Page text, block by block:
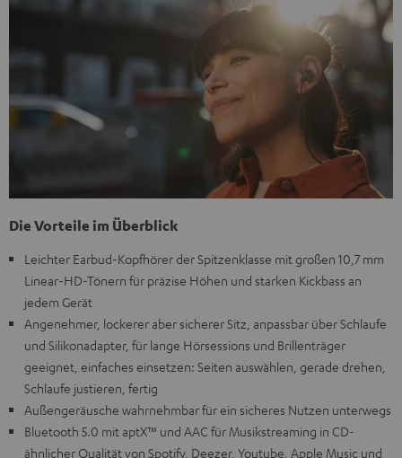
Die Vorteile im Überblick
Leichter Earbud-Kopfhörer der Spitzenklasse mit großen 10,7 mm
Linear-HD-Tönern für präzise Höhen und starken Kickbass an
jedem Gerät
Angenehmer, lockerer aber sicherer Sitz, anpassbar über Schlaufe
und Silikonadapter, für lange Hörsessions und Brillenträger
geeignet, einfaches einsetzen: Seiten auswählen, gerade drehen,
Schlaufe justieren, fertig
Außengeräusche wahrnehmbar für ein sicheres Nutzen unterwegs
Bluetooth 5.0 mit aptX™ und AAC für Musikstreaming in CD-
ähnlicher Qualität von Spotify, Deezer, Youtube, Apple Music und